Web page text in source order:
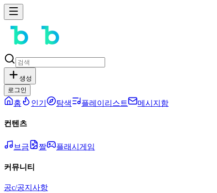
생성
로그인
홈 인기 탐색 플레이리스트 메시지함
컨텐츠
브금 짤 플래시게임
커뮤니티
공c/공지사항